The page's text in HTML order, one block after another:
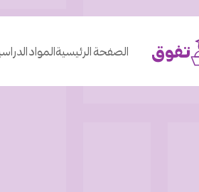
تفوق الصفحة الرئيسيةالمواد